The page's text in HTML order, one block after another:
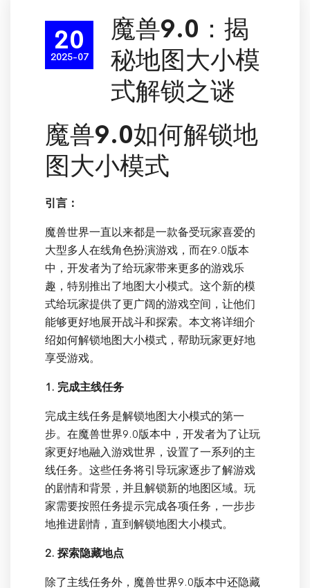
20
2025-07
魔兽9.0：揭
秘地图大小模
式解锁之谜
魔兽9.0如何解锁地
图大小模式
引言：
魔兽世界一直以来都是一款备受玩家喜爱的
大型多人在线角色扮演游戏，而在9.0版本
中，开发者为了给玩家带来更多的游戏乐
趣，特别推出了地图大小模式。这个新的模
式给玩家提供了更广阔的游戏空间，让他们
能够更好地展开战斗和探索。本文将详细介
绍如何解锁地图大小模式，帮助玩家更好地
享受游戏。
1. 完成主线任务
完成主线任务是解锁地图大小模式的第一
步。在魔兽世界9.0版本中，开发者为了让玩
家更好地融入游戏世界，设置了一系列的主
线任务。这些任务将引导玩家逐步了解游戏
的剧情和背景，并且解锁新的地图区域。玩
家需要按照任务提示完成各项任务，一步步
地推进剧情，直到解锁地图大小模式。
2. 探索隐藏地点
除了主线任务外，魔兽世界9.0版本中还隐藏